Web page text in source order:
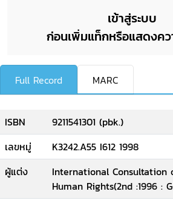
เข้าสู่ระบบ
ก่อนเพิ่มแท็กหรือแสดงค
Full Record MARC
ISBN
9211541301 (pbk.)
เลขหมู่
K3242.A55 I612 1998
ผู้แต่ง
International Consultation
Human Rights(2nd :1996 :